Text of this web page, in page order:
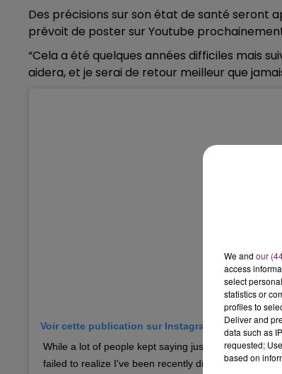
Des précisions sur son état de santé seront
prévoit de poster sur Youtube
“Cela a été quelques années difficiles mais
aidera, et je serai de retour meilleur que
Voir cette publication sur Instagram
While a lot of people kept saying justin Bieber looks
failed to realize I've been recently diagnosed with
We and our
access
select
statistics or
profiles to
Deliver and
data such as
requested;
based on